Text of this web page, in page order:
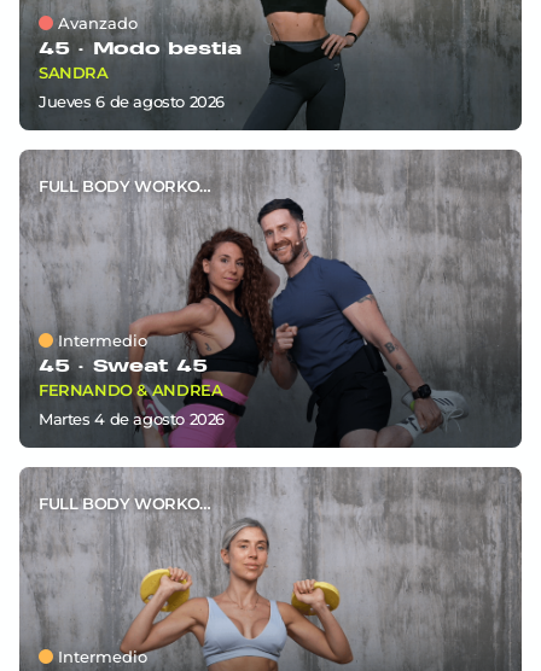
Avanzado
45 · Modo bestia
SANDRA
jueves 6deagosto 2026
FULL BODY WORKOUT
Intermedio
45 · Sweat 45
FERNANDO & ANDREA
martes 4deagosto 2026
FULL BODY WORKOUT
Intermedio